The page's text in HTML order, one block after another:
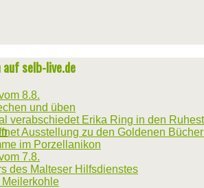
selb-live.de
8.8.
und üben
verabschiedet Erika Ring in den
Ausstellung zu den Goldenen
im Porzellanikon
7.8.
des Malteser Hilfsdienstes
Meilerkohle